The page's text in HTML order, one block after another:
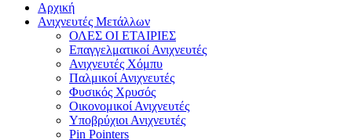
Αρχική
Ανιχνευτές Μετάλλων
ΟΛΕΣ ΟΙ ΕΤΑΙΡΙΕΣ
Επαγγελματικοί Ανιχνευτές
Ανιχνευτές Χόμπυ
Παλμικοί Ανιχνευτές
Φυσικός Χρυσός
Οικονομικοί Ανιχνευτές
Υποβρύχιοι Ανιχνευτές
Pin Pointers